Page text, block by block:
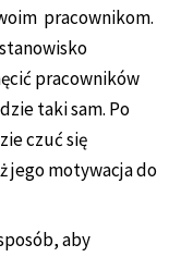
pracownikom.
pracowników
taki sam. Po
czuć się
jego motywacja do
aby